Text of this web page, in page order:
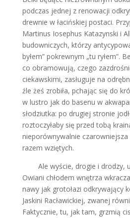
podczas jednej z renowacji
drewnie w łacińskiej postaci.
Martinus Iosephus Katazynski i
budowniczych, którzy
byłem” pokrewnym „tu ryłem”.
co obramowują, czego
ciekawskimi, zasługuje na
źle żeś zrobiła, pchając się do
w lustro jak do basenu w
słodziutka: po drugiej stronie
roztoczyłaby się przed tobą
nieporównywalnie
razem wziętych.
Ale wyście, drogie i drodzy,
Owiani chłodem wnętrza
nawy jak grotołazi odkrywający
Jaskini Racławickiej, zwanej
Faktycznie, tu, jak tam, grzmią